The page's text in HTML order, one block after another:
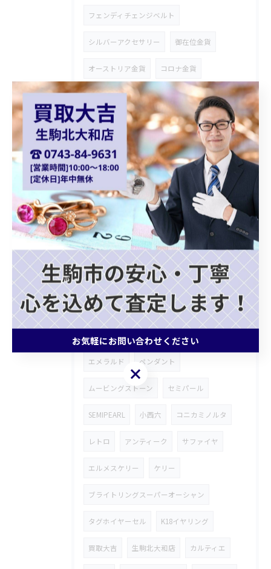
フェンディチェンジベルト
シルバーアクセサリー 御在位金貨
オーストリア金貨 コロナ金貨
天皇陛下御即位金貨 シャネルバッグ
ダイアナモデル ブランドバッグ
貴金属買取 ショパール Chopard
クォーツ カプシーヌ プラダバッグ
グッチショルダーバッグ
ホワイトゴールドアクセサリー
ゴールドジュエリー ブランドバッグ買取
モノグラムトリヨン 記念メダル
ブランド財布 ROLEX ロンジン
腕時計 FENDI 皇太子殿下御成婚金貨
エメラルド ペンダント
ムービングストーン セミパール
SEMIPEARL 小西六 コニカミノルタ
レトロ アンティーク サファイヤ
エルメスケリー ケリー
ブライトリングスーパーオーシャン
タグホイヤーセル K18イヤリング
買取大吉 生駒北大和店 カルティエ
お気軽にお問い合わせください
お気軽にお問い合わせください